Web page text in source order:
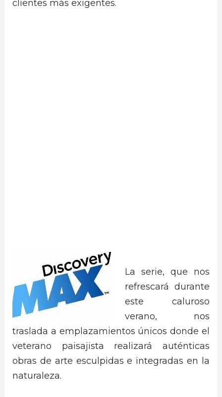
clientes más exigentes.
La serie, que nos
refrescará durante
este caluroso
verano, nos
traslada a emplazamientos únicos donde el
veterano paisajista realizará auténticas
obras de arte esculpidas e integradas en la
naturaleza.